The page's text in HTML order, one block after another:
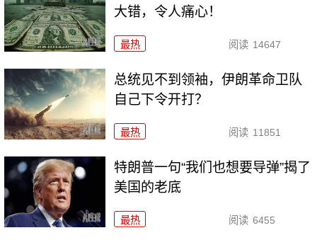
大错，令人痛心！
最热 阅读 14647
总统见不到领袖，伊朗革命卫队
自己下令开打？
最热 阅读 11851
特朗普一句“我们也想要导弹”揭了
美国的老底
最热 阅读 6455